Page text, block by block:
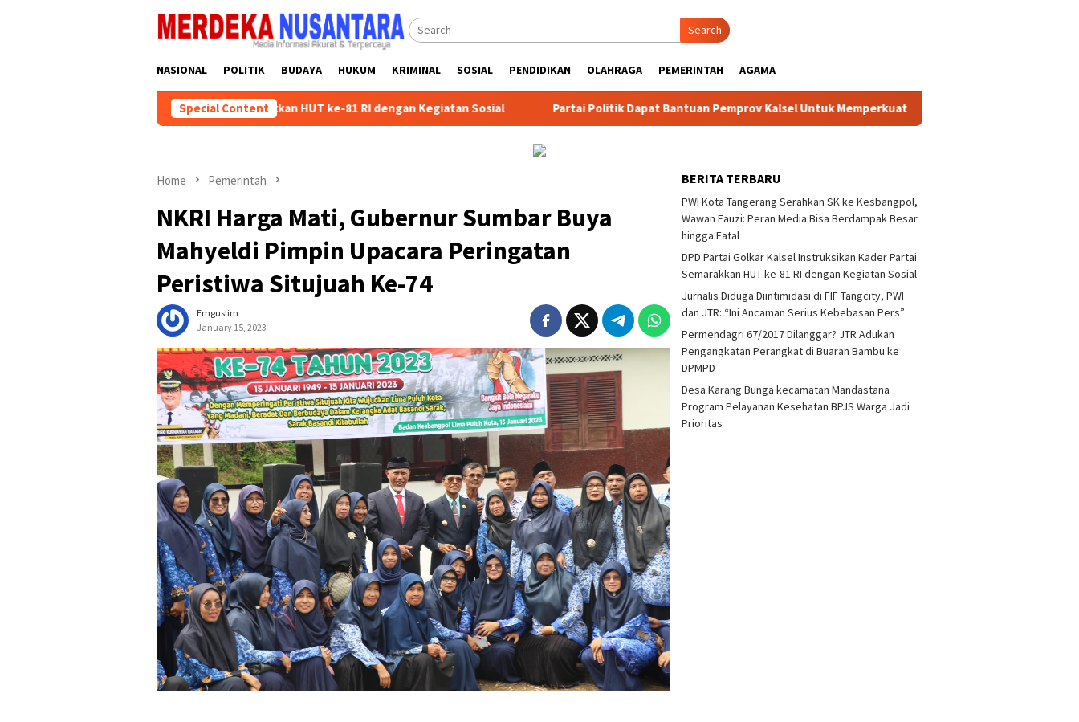
Search
NASIONAL POLITIK BUDAYA HUKUM KRIMINAL SOSIAL PENDIDIKAN OLAHRAGA PEMERINTAH AGAMA
Special Content
Kader Partai Semarakkan HUT ke-81 RI dengan Kegiatan Sosial Partai Politik Dapat Bantuan Pemprov Kalsel Untuk Memperkuat Kelembagaan dan Peningkatan Demokrasi
Home Pemerintah
NKRI Harga Mati, Gubernur Sumbar Buya
Mahyeldi Pimpin Upacara Peringatan
Peristiwa Situjuah Ke-74
Emguslim
January 15, 2023
BERITA TERBARU
PWI Kota Tangerang Serahkan SK ke Kesbangpol,
Wawan Fauzi: Peran Media Bisa Berdampak Besar
hingga Fatal
DPD Partai Golkar Kalsel Instruksikan Kader Partai
Semarakkan HUT ke-81 RI dengan Kegiatan Sosial
Jurnalis Diduga Diintimidasi di FIF Tangcity, PWI
dan JTR: “Ini Ancaman Serius Kebebasan Pers”
Permendagri 67/2017 Dilanggar? JTR Adukan
Pengangkatan Perangkat di Buaran Bambu ke
DPMPD
Desa Karang Bunga kecamatan Mandastana
Program Pelayanan Kesehatan BPJS Warga Jadi
Prioritas